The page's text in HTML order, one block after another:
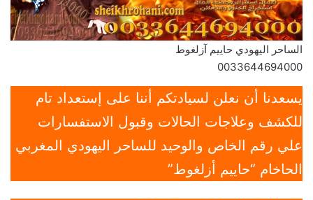
الساحر اليهودي حاييم آزلغوط
0033644694000
يسعدنا أن نعلن لسيادتكم أننا على إستعداد تام
للكشف وعلاجات الحالات وقبول الاستفسارات
علي رقم الخاص والوحيد للساحر اليهودي المغربي
الحاخام “حاييم أزلغوط”